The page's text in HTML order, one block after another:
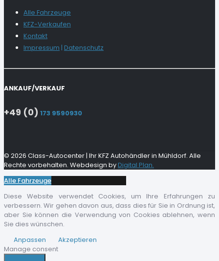
Alle Fahrzeuge
KFZ-Verkaufen
Kontakt
Impressum | Datenschutz
ANKAUF/VERKAUF
+49 (0) 173 9590930
© 2026 Class-Autocenter | Ihr KFZ Autohändler in Mühldorf. Alle
Rechte vorbehalten. Webdesign byDigital Plan.
Alle Fahrzeuge
Diese Website verwendet Cookies, um Ihre Erfahrungen zu
verbessern. Wir gehen davon aus, dass dies für Sie in Ordnung ist,
aber Sie können die Verwendung von Cookies ablehnen, wenn
Sie dies wünschen.
Anpassen
Akzeptieren
Manage consent